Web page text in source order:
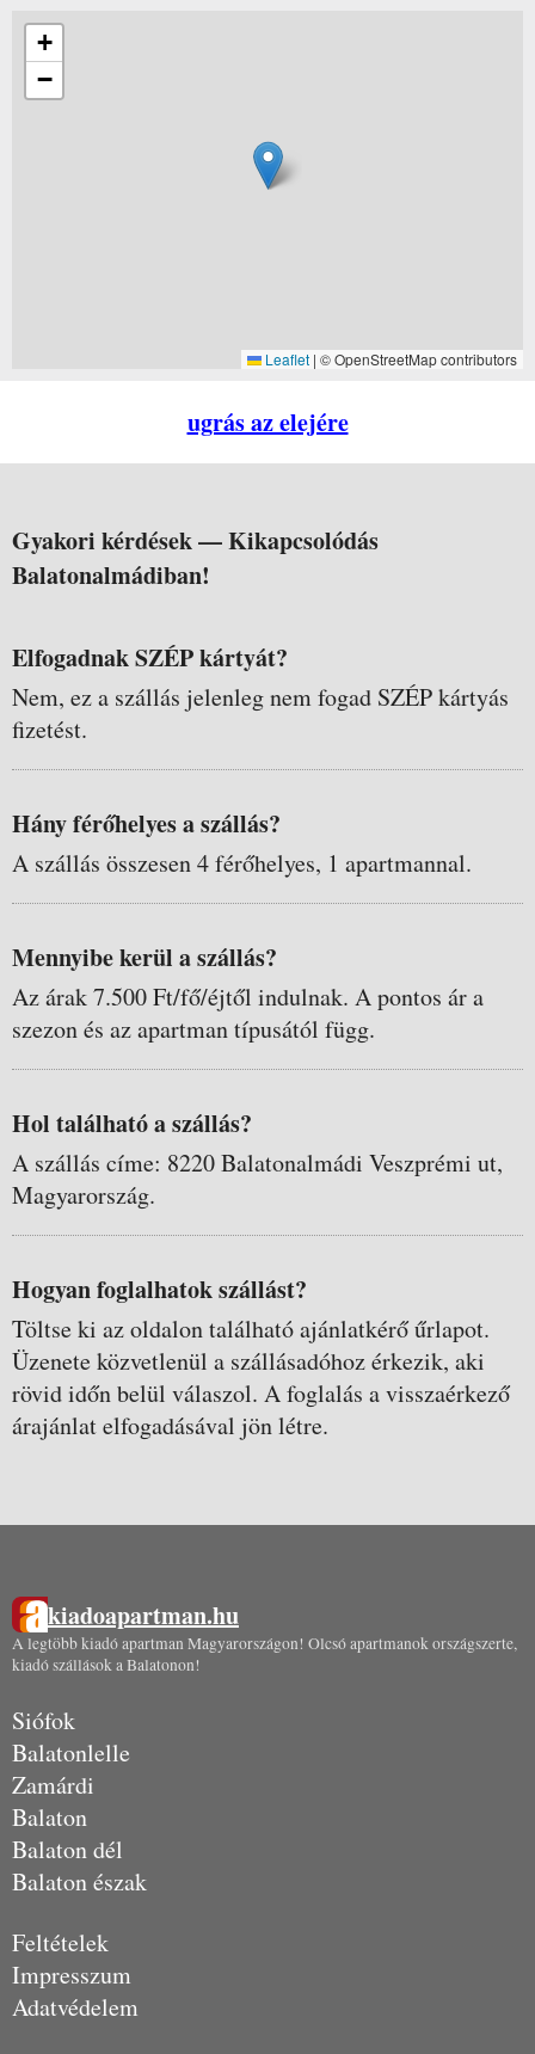
+
−
Leaflet | © OpenStreetMap contributors
ugrás az elejére
Gyakori kérdések —Kikapcsolódás
Balatonalmádiban!
Elfogadnak SZÉP kártyát?
Nem, ez a szállás jelenleg nem fogad SZÉP kártyás
fizetést.
Hány férőhelyes a szállás?
A szállás összesen 4 férőhelyes, 1 apartmannal.
Mennyibe kerül a szállás?
Az árak 7.500 Ft/fő/éjtől indulnak. A pontos ár a
szezon és az apartman típusától függ.
Hol található a szállás?
A szállás címe: 8220 Balatonalmádi Veszprémi ut,
Magyarország.
Hogyan foglalhatok szállást?
Töltse ki az oldalon található ajánlatkérő űrlapot.
Üzenete közvetlenül a szállásadóhoz érkezik, aki
rövid időn belül válaszol. A foglalás a visszaérkező
árajánlat elfogadásával jön létre.
kiadoapartman.hu
A legtöbb kiadó apartman Magyarországon! Olcsó apartmanok országszerte,
kiadó szállások a Balatonon!
Siófok
Balatonlelle
Zamárdi
Balaton
Balaton dél
Balaton észak
Feltételek
Impresszum
Adatvédelem